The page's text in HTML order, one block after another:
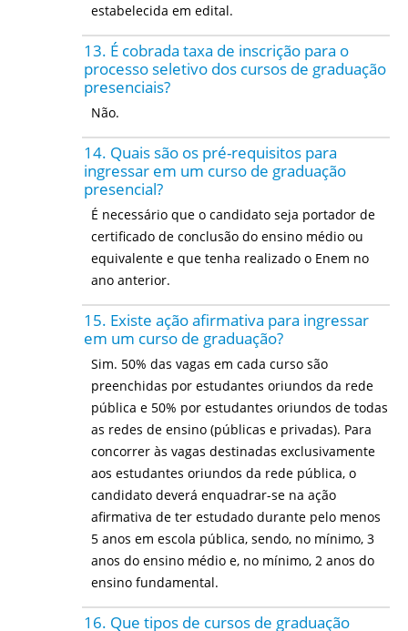
estabelecida em edital.
13. É cobrada taxa de inscrição para o
processo seletivo dos cursos de graduação
presenciais?
Não.
14. Quais são os pré-requisitos para
ingressar em um curso de graduação
presencial?
É necessário que o candidato seja portador de
certificado de conclusão do ensino médio ou
equivalente e que tenha realizado o Enem no
ano anterior.
15. Existe ação afirmativa para ingressar
em um curso de graduação?
Sim. 50% das vagas em cada curso são
preenchidas por estudantes oriundos da rede
pública e 50% por estudantes oriundos de todas
as redes de ensino (públicas e privadas). Para
concorrer às vagas destinadas exclusivamente
aos estudantes oriundos da rede pública, o
candidato deverá enquadrar-se na ação
afirmativa de ter estudado durante pelo menos
5 anos em escola pública, sendo, no mínimo, 3
anos do ensino médio e, no mínimo, 2 anos do
ensino fundamental.
16. Que tipos de cursos de graduação